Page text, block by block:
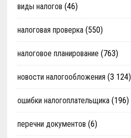
виды налогов (46)
налоговая проверка(550)
налоговое планирование (763)
новости налогообложения (3 124)
ошибки налогоплательщика(196)
перечни документов (6)